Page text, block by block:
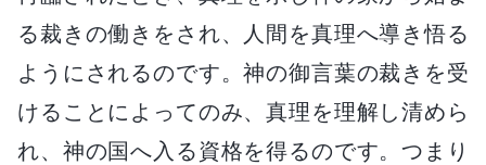
る裁きの働きをされ、人間を真理へ導き悟る
ようにされるのです。神の御言葉の裁きを受
けることによってのみ、真理を理解し清めら
れ、神の国へ入る資格を得るのです。つまり